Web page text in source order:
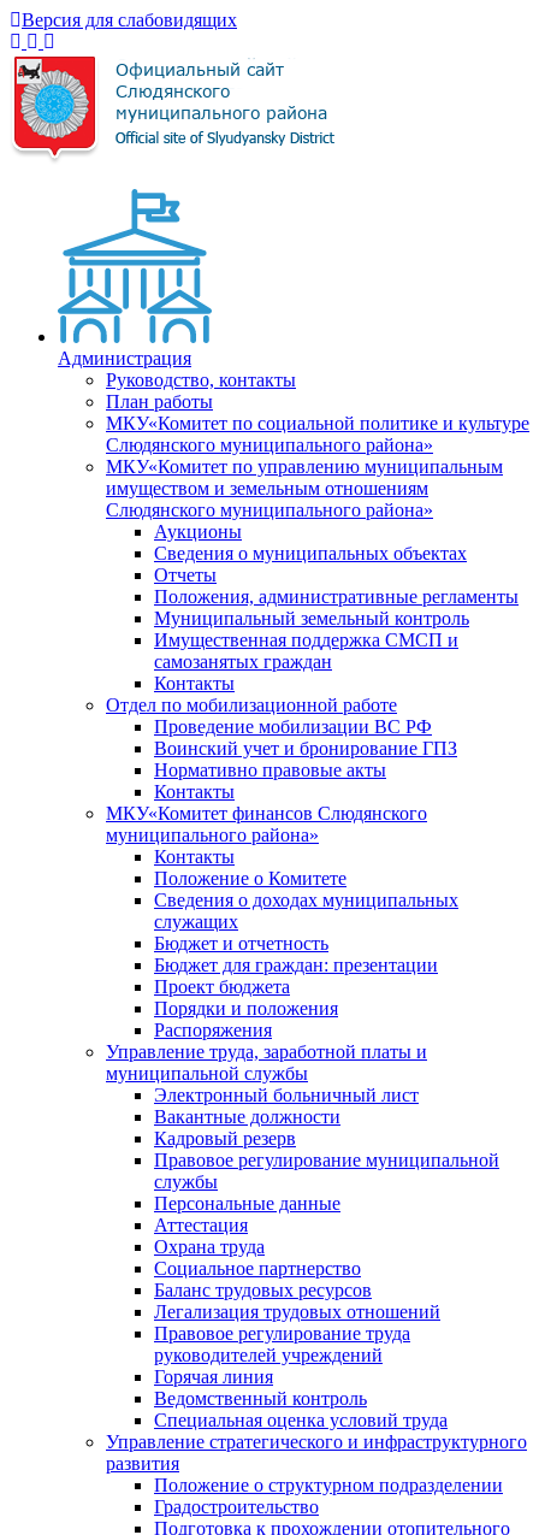
Версия для слабовидящих
Администрация
Руководство, контакты
План работы
МКУ«Комитет по социальной политике и культуре
Слюдянского муниципального района»
МКУ«Комитет по управлению муниципальным
имуществом и земельным отношениям
Слюдянского муниципального района»
Аукционы
Сведения о муниципальных объектах
Отчеты
Положения, административные регламенты
Муниципальный земельный контроль
Имущественная поддержка СМСП и
самозанятых граждан
Контакты
Отдел по мобилизационной работе
Проведение мобилизации ВС РФ
Воинский учет и бронирование ГПЗ
Нормативно правовые акты
Контакты
МКУ«Комитет финансов Слюдянского
муниципального района»
Контакты
Положение о Комитете
Сведения о доходах муниципальных
служащих
Бюджет и отчетность
Бюджет для граждан: презентации
Проект бюджета
Порядки и положения
Распоряжения
Управление труда, заработной платы и
муниципальной службы
Электронный больничный лист
Вакантные должности
Кадровый резерв
Правовое регулирование муниципальной
службы
Персональные данные
Аттестация
Охрана труда
Социальное партнерство
Баланс трудовых ресурсов
Легализация трудовых отношений
Правовое регулирование труда
руководителей учреждений
Горячая линия
Ведомственный контроль
Специальная оценка условий труда
Управление стратегического и инфраструктурного
развития
Положение о структурном подразделении
Градостроительство
Подготовка к прохождении отопительного